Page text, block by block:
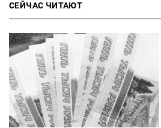
СЕЙЧАС ЧИТАЮТ